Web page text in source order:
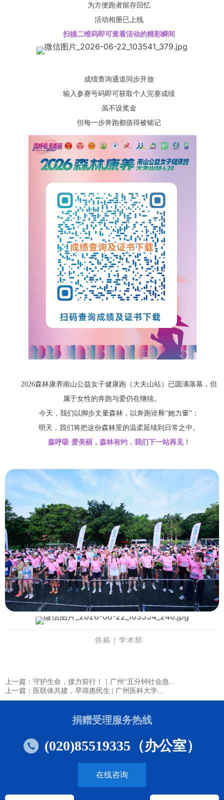
为方便跑者留存回忆
活动相册已上线
扫描二维码即可查看活动的精彩瞬间
成绩查询通道同步开放
输入参赛号码即可获取个人完赛成绩
虽不设奖金
但每一步奔跑都值得被铭记
2026森林康养南山公益女子健康跑（大夫山站）已圆满落幕，但
属于女性的奔跑与爱仍在继续。
今天，我们以脚步丈量森林，以奔跑诠释“她力量”；
明天，我们将把这份森林里的温柔延续到日常之中。
森呼吸·爱美丽，森林有约，我们下一站再见！
供稿｜学术部
上一篇：守护生命，接力前行！｜广州“五分钟社会急...
上一篇：医联体共建，早筛惠民生 | 广州医科大学...
捐赠受理服务热线
(020)85519335（办公室）
在线咨询